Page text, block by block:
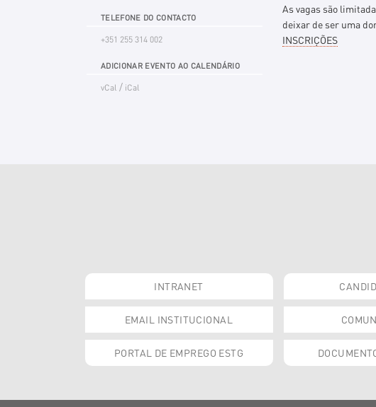
TELEFONE DO CONTACTO
+351 255 314 002
ADICIONAR EVENTO AO CALENDÁRIO
vCal / iCal
As vagas são
deixar de ser uma
INSCRIÇÕES
INTRANET
EMAIL INSTITUCIONAL
PORTAL DE EMPREGO ESTG